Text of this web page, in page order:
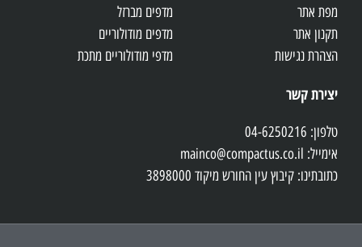
מפת אתר
תקנון אתר
הצהרת נגישות
מדפים מברזל
מדפים מודולוריים
מדפי מודולוריים מתכת
יצירת קשר
טלפון: 04-6250216
אימייל: mainco@compactus.co.il
כתובתינו: קיבוץ עין החורש מיקוד 3898000